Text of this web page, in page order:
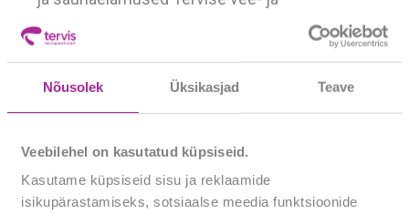
Nõusolek Üksikasjad Teave
Veebilehel on kasutatud küpsiseid.
Kasutame küpsiseid sisu ja reklaamide
isikupärastamiseks, sotsiaalse meedia funktsioonide
saunakeskuses, hubane majutus ja maitsev
Lõbus puhkus ootab Teid!
Paketi hinnas sisaldub